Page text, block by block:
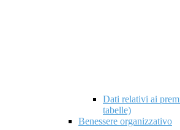
Dati relativi ai
tabelle)
Benessere organizzativo